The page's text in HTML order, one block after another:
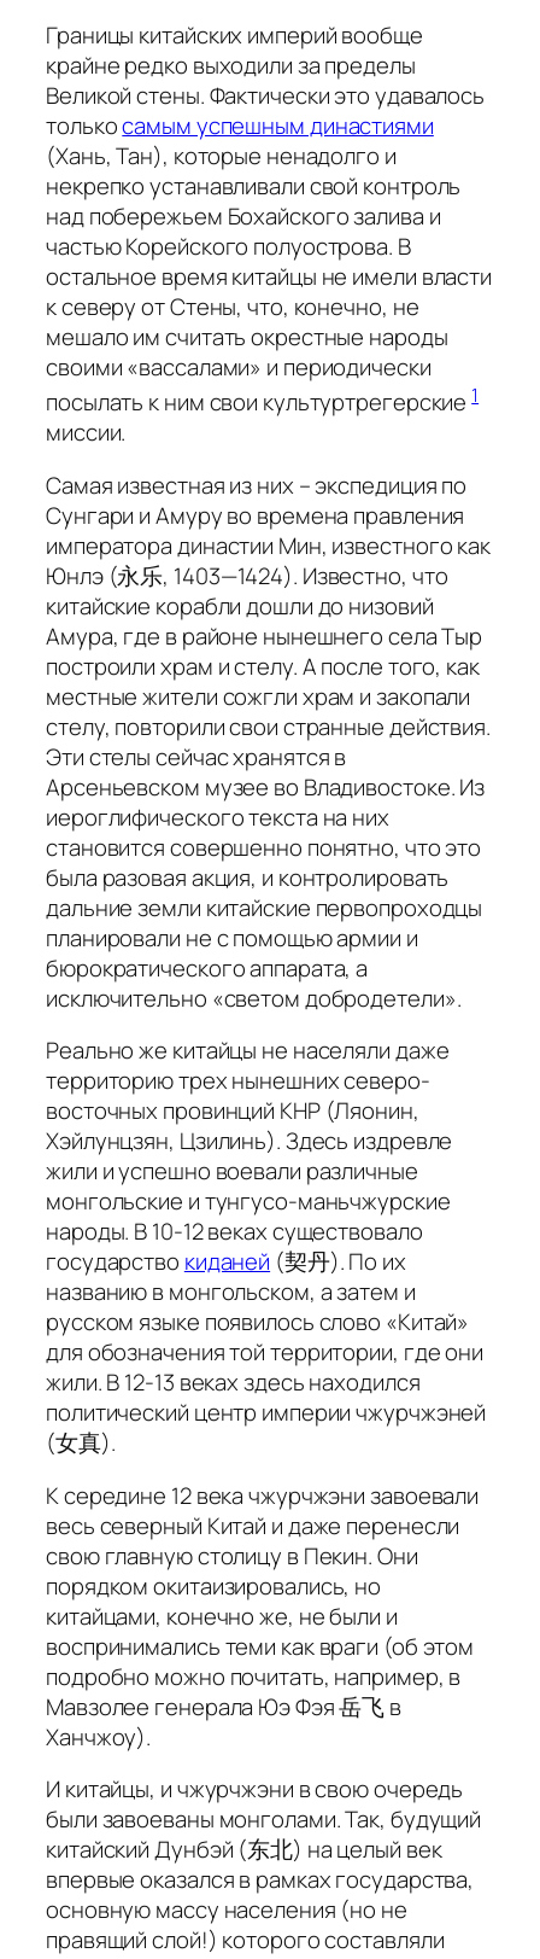
Границы китайских империй вообще
крайне редко выходили за пределы
Великой стены. Фактически это удавалось
толькосамым успешным династиями
(Хань, Тан), которые ненадолго и
некрепко устанавливали свой контроль
над побережьем Бохайского залива и
частью Корейского полуострова. В
остальное время китайцы не имели власти
к северу от Стены, что, конечно, не
мешало им считать окрестные народы
своими «вассалами» и периодически
посылать к ним свои культуртрегерские1
миссии.
Самая известная из них – экспедиция по
Сунгари и Амуру во времена правления
императора династии Мин, известного как
Юнлэ (永乐, 1403—1424). Известно, что
китайские корабли дошли до низовий
Амура, где в районе нынешнего села Тыр
построили храм и стелу. А после того, как
местные жители сожгли храм и закопали
стелу, повторили свои странные действия.
Эти стелы сейчас хранятся в
Арсеньевском музее во Владивостоке. Из
иероглифического текста на них
становится совершенно понятно, что это
была разовая акция, и контролировать
дальние земли китайские первопроходцы
планировали не с помощью армии и
бюрократического аппарата, а
исключительно «светом добродетели».
Реально же китайцы не населяли даже
территорию трех нынешних северо-
восточных провинций КНР (Ляонин,
Хэйлунцзян, Цзилинь). Здесь издревле
жили и успешно воевали различные
монгольские и тунгусо-маньчжурские
народы. В 10-12 веках существовало
государство киданей (契丹). По их
названию в монгольском, а затем и
русском языке появилось слово «Китай»
для обозначения той территории, где они
жили. В 12-13 веках здесь находился
политический центр империи чжурчжэней
(女真).
К середине 12 века чжурчжэни завоевали
весь северный Китай и даже перенесли
свою главную столицу в Пекин. Они
порядком окитаизировались, но
китайцами, конечно же, не были и
воспринимались теми как враги (об этом
подробно можно почитать, например, в
Мавзолее генерала Юэ Фэя 岳飞 в
Ханчжоу).
И китайцы, и чжурчжэни в свою очередь
были завоеваны монголами. Так, будущий
китайский Дунбэй (东北) на целый век
впервые оказался в рамках государства,
основную массу населения (но не
правящий слой!) которого составляли